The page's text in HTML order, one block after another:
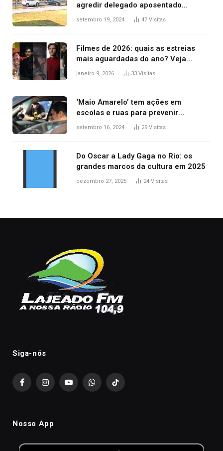
agredir delegado aposentado
durante confusão no trânsito
setembro 19, 2024 47 Visitas
Filmes de 2026: quais as estreias
mais aguardadas do ano? Veja
principais lançamentos do cinema
janeiro 9, 2026 33 Visitas
‘Maio Amarelo’ tem ações em
escolas e ruas para prevenir
acidentes no trânsito no AP
setembro 16, 2024 29 Visitas
Do Oscar a Lady Gaga no Rio: os
grandes marcos da cultura em 2025
dezembro 27, 2025 24 Visitas
Siga-nós
FacebookInstagramYouTubeWhatsAppTikTok
Nosso App